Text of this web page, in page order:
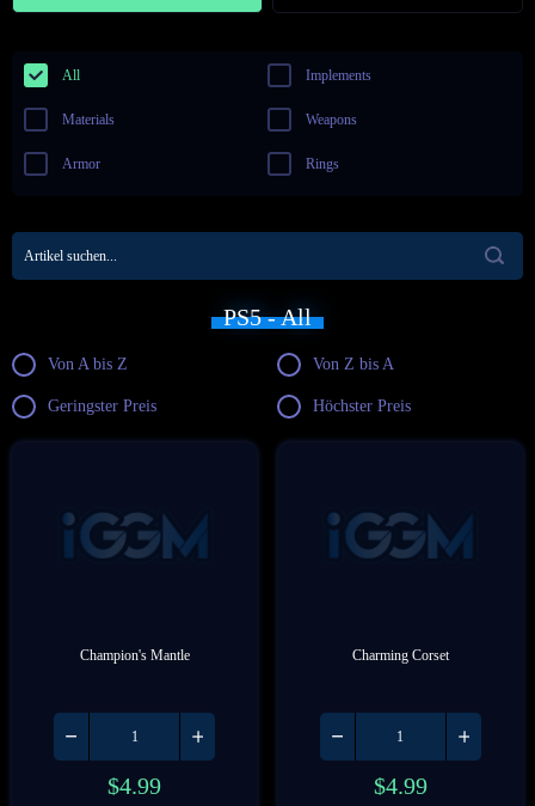
All Implements
Materials Weapons
Armor Rings
PS5 - All
Von A bis Z Von Z bis A
Geringster Preis Höchster Preis
Champion's Mantle
$4.99
Charming Corset
$4.99